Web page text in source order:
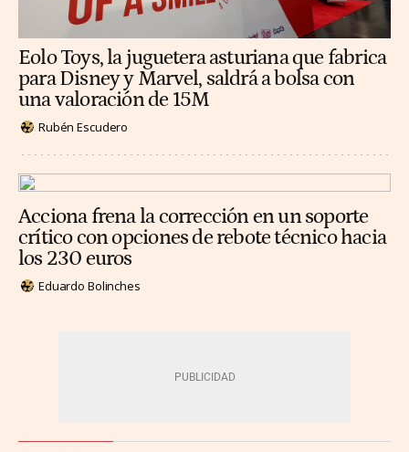
Eolo Toys, la juguetera asturiana que fabrica
para Disney y Marvel, saldrá a bolsa con
una valoración de 15M
Rubén Escudero
Acciona frena la corrección en un soporte
crítico con opciones de rebote técnico hacia
los 230 euros
Eduardo Bolinches